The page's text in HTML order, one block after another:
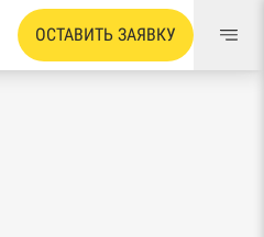
ОСТАВИТЬ ЗАЯВКУ